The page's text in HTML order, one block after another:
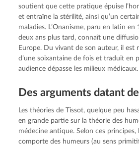
soutient que cette pratique épuise
et entraîne la stérilité, ainsi qu’un
maladies. L’Onanisme, paru en latin
deux ans plus tard, connaît une
Europe. Du vivant de son auteur, il est
d’une soixantaine de fois et traduit en
audience dépasse les milieux médicaux.
Des arguments datant
Les théories de Tissot, quelque peu
en grande partie sur la théorie des
médecine antique. Selon ces principes,
comporte des humeurs (au sens